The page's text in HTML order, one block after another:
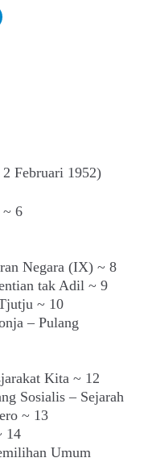
Februari 1952)
~ 6
Negara (IX) ~ 8
tak Adil ~ 9
~ 10
– Pulang
Kita ~ 12
Sosialis – Sejarah
~ 13
14
Umum